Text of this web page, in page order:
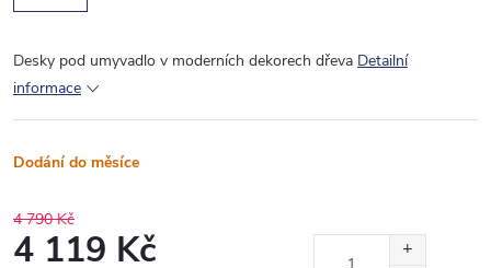
Desky pod umyvadlo v moderních dekorech dřeva Detailní
informace
Dodání do měsíce
4 790 Kč
4 119 Kč